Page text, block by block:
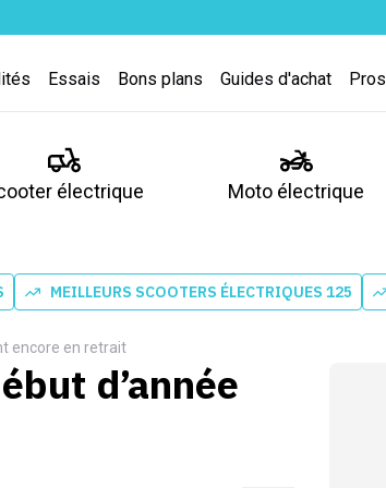
Essais Bons plans Guides d'achat Pros
électrique Moto électrique
MEILLEURS SCOOTERS ÉLECTRIQUES 125
encore en retrait
d’année